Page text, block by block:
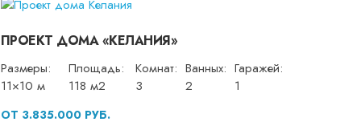
ПРОЕКТ ДОМА «КЕЛАНИЯ»
Размеры:
11×10 м
Площадь:
118 м2
Комнат:
3
Ванных:
2
Гаражей:
1
ОТ 3.835.000 РУБ.